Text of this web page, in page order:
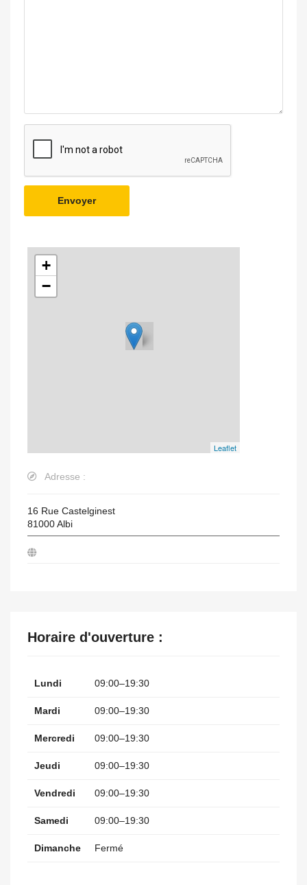
Envoyer
+
−
Leaflet
Adresse :
16 Rue Castelginest
81000Albi
Horaire d'ouverture :
Lundi 09:00–19:30
Mardi 09:00–19:30
Mercredi 09:00–19:30
Jeudi 09:00–19:30
Vendredi 09:00–19:30
Samedi 09:00–19:30
Dimanche Fermé